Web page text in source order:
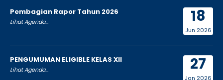
18
Jun 2026
Pembagian Rapor Tahun 2026
Lihat Agenda...
27
Jan 2026
PENGUMUMAN ELIGIBLE KELAS XII
Lihat Agenda...